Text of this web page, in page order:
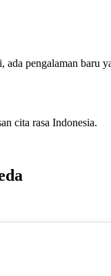
pengalaman baru
cita rasa Indonesia.